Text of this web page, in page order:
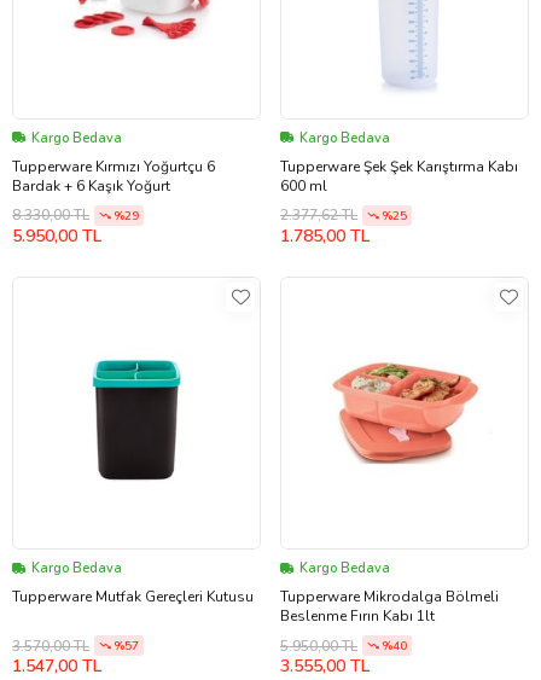
Kargo Bedava
Tupperware Kırmızı Yoğurtçu 6
Bardak + 6 Kaşık Yoğurt
8.330,00 TL
%29
5.950,00 TL
Kargo Bedava
Tupperware Şek Şek Karıştırma Kabı
600 ml
2.377,62 TL
%25
1.785,00 TL
Kargo Bedava
Tupperware Mutfak Gereçleri Kutusu
3.570,00 TL %57
1.547,00 TL
Kargo Bedava
Tupperware Mikrodalga Bölmeli
Beslenme Fırın Kabı 1lt
5.950,00 TL
%40
3.555,00 TL